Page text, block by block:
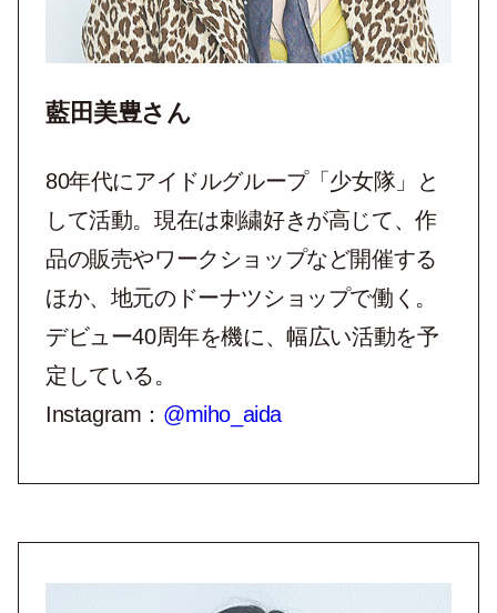
藍田美豊さん
80年代にアイドルグループ「少女隊」と
して活動。現在は刺繍好きが高じて、作
品の販売やワークショップなど開催する
ほか、地元のドーナツショップで働く。
デビュー40周年を機に、幅広い活動を予
定している。
Instagram： @miho_aida